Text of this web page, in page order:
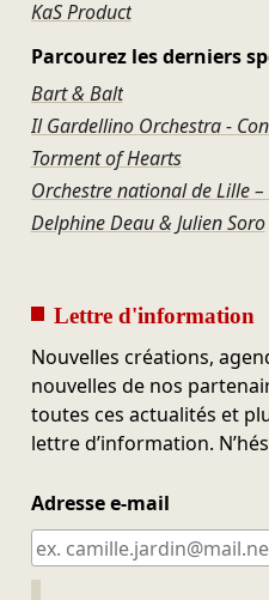
KaS Product
Parcourez les derniers
Bart & Balt
Il Gardellino Orchestra -
Torment of Hearts
Orchestre national de Lille
Delphine Deau & Julien Soro
Lettre d'information
Nouvelles créations,
nouvelles de nos
toutes ces actualités et
lettre d’information.
Adresse e-mail